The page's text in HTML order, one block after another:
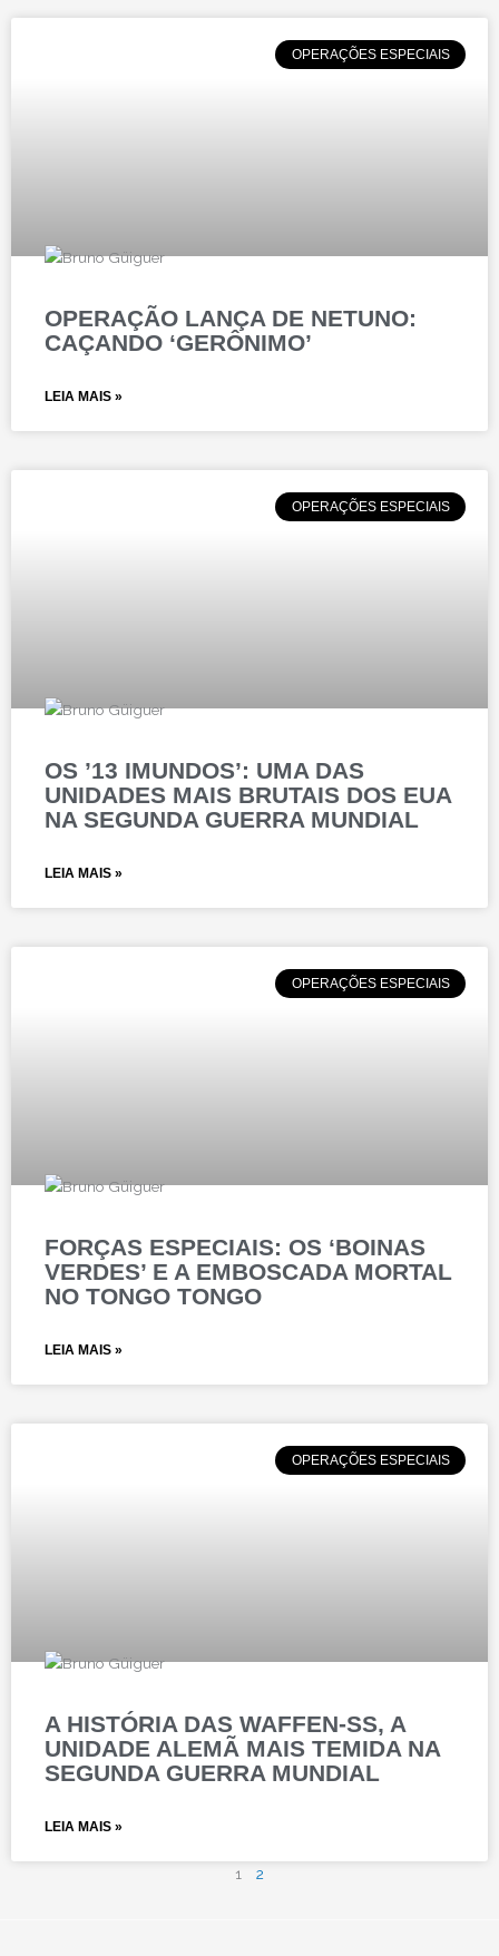
OPERAÇÕES ESPECIAIS
OPERAÇÃO LANÇA DE NETUNO:
CAÇANDO ‘GERÔNIMO’
LEIA MAIS »
OPERAÇÕES ESPECIAIS
OS ’13 IMUNDOS’: UMA DAS
UNIDADES MAIS BRUTAIS DOS EUA
NA SEGUNDA GUERRA MUNDIAL
LEIA MAIS »
OPERAÇÕES ESPECIAIS
FORÇAS ESPECIAIS: OS ‘BOINAS
VERDES’ E A EMBOSCADA MORTAL
NO TONGO TONGO
LEIA MAIS »
OPERAÇÕES ESPECIAIS
A HISTÓRIA DAS WAFFEN-SS, A
UNIDADE ALEMÃ MAIS TEMIDA NA
SEGUNDA GUERRA MUNDIAL
LEIA MAIS »
1 2